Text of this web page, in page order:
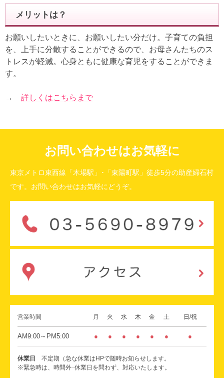
メリットは？
お願いしたいときに、お願いしたい分だけ。子育ての負担
を、上手に分散することができるので、お母さんたちのス
トレスが軽減。心身ともに健康な育児をすることができま
す。
→ 詳しくはこちらまで
お問い合わせはお気軽に
東京メトロ東西線「木場駅」･「東陽町駅」徒歩5分の助産婦石村
です。お問い合わせはお気軽にどうぞ。
営業時間 月 火 水 木 金 土 日/祝
AM9:00～PM5:00 ● ● ● ● ● ● ●
休業日
不定期（急な休業はHPで随時お知らせします。
※緊急時は、時間外･休業日を問わず、対応いたします。